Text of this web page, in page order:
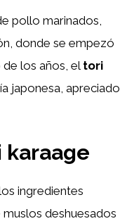
pollo marinados,
donde se empezó
los años, el tori
japonesa, apreciado
ingredientes
deshuesados